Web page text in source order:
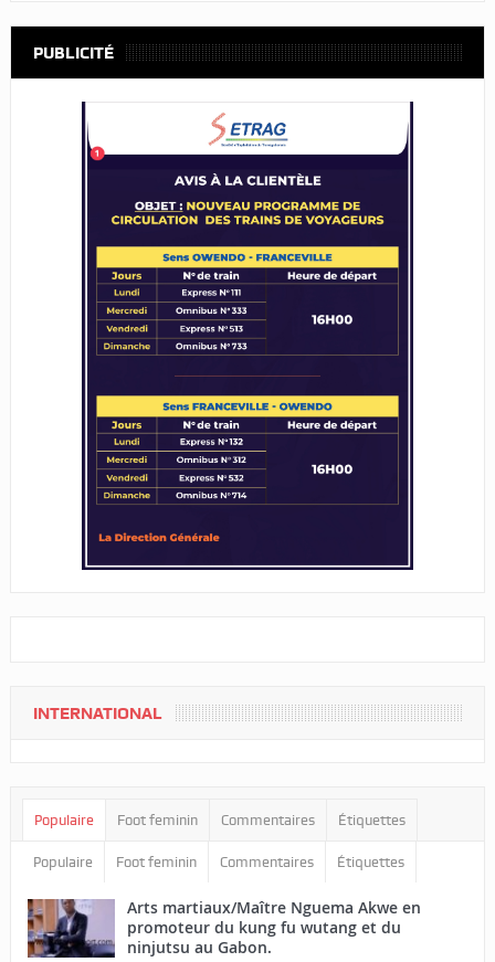
PUBLICITÉ
INTERNATIONAL
Populaire Foot feminin Commentaires Étiquettes
Populaire Foot feminin Commentaires Étiquettes
Arts martiaux/Maître Nguema Akwe en
promoteur du kung fu wutang et du
ninjutsu au Gabon.